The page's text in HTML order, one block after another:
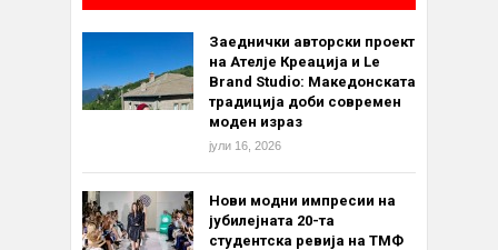
Заеднички авторски проект
на Ателје Креација и Le
Brand Studio: Македонската
традиција доби современ
моден израз
јули 16, 2026
Нови модни импресии на
јубилејната 20-та
студентска ревија на ТМФ